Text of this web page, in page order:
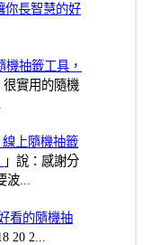
你長智慧的好
機抽籤工具，
很實用的隨機
線上隨機抽籤
」說：感謝分
...
看的隨機抽
20 2...